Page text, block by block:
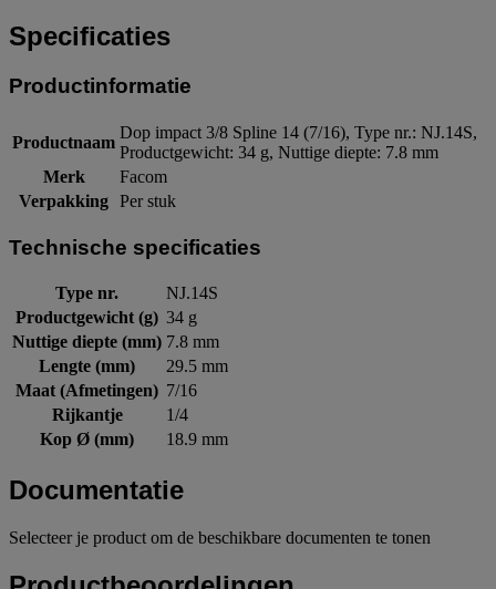
Specificaties
Productinformatie
Productnaam
Dop impact 3/8 Spline 14 (7/16), Type nr.: NJ.14S,
Productgewicht: 34 g, Nuttige diepte: 7.8 mm
Merk
Facom
Verpakking Per stuk
Technische specificaties
Type nr.
NJ.14S
Productgewicht (g) 34 g
Nuttige diepte (mm) 7.8 mm
Lengte (mm)
29.5 mm
Maat (Afmetingen) 7/16
Rijkantje
1/4
Kop Ø (mm)
18.9 mm
Documentatie
Selecteer je product om de beschikbare documenten te tonen